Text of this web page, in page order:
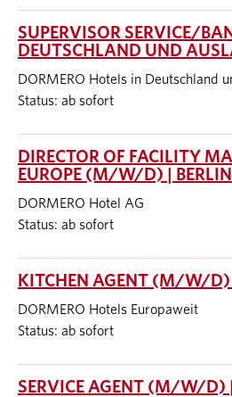
SUPERVISOR SERVICE/
DEUTSCHLAND UND
DORMERO Hotels in Deutschland
Status: ab sofort
DIRECTOR OF FACILITY
EUROPE (M/W/D) | BERLIN
DORMERO Hotel AG
Status: ab sofort
KITCHEN AGENT (M/W/D)
DORMERO Hotels Europaweit
Status: ab sofort
SERVICE AGENT (M/W/D)